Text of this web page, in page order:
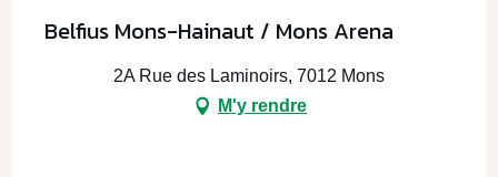
Belfius Mons-Hainaut / Mons Arena
2A Rue des Laminoirs, 7012 Mons
M'y rendre